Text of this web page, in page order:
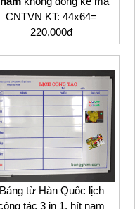
CNTVN KT: 44x64=
220,000đ
Bảng từ Hàn Quốc lịch
tác 3 in 1, hít nam